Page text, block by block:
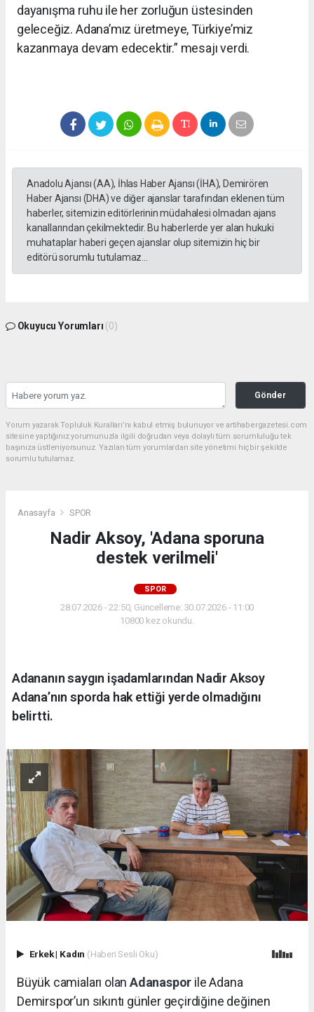
dayanışma ruhu ile her zorluğun üstesinden
geleceğiz. Adana’mız üretmeye, Türkiye’miz
kazanmaya devam edecektir.” mesajı verdi.
Anadolu Ajansı (AA), İhlas Haber Ajansı (İHA), Demirören
Haber Ajansı (DHA) ve diğer ajanslar tarafından eklenen tüm
haberler, sitemizin editörlerinin müdahalesi olmadan ajans
kanallarından çekilmektedir. Bu haberlerde yer alan hukuki
muhataplar haberi geçen ajanslar olup sitemizin hiç bir
editörü sorumlu tutulamaz...
Okuyucu Yorumları (0)
Gönder
Yorum yazarak Topluluk Kuralları’nı kabul etmiş bulunuyor ve artihabergazetesi.com
sitesine yaptığınız yorumunuzla ilgili doğrudan veya dolaylı tüm sorumluluğu tek
başınıza üstleniyorsunuz. Yazılan tüm yorumlardan site yönetimi hiçbir şekilde
sorumlu tutulamaz.
Anasayfa SPOR
Nadir Aksoy, 'Adana sporuna
destek verilmeli'
SPOR
28.07.2026 - 22:50, Güncelleme: 30.07.2026 - 11:00
10800 kez okundu.
Adananın saygın işadamlarından Nadir Aksoy
Adana’nın sporda hak ettiği yerde olmadığını
belirtti.
Erkek| Kadın (Haberi Sesli Oku)
Büyük camiaları olan Adanaspor ile Adana
Demirspor’un sıkıntı günler geçirdiğine değinen